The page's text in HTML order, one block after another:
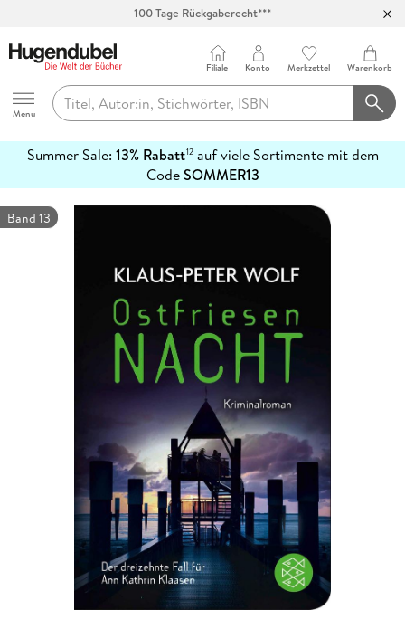
Hugendubel
Menu
Filiale Konto Merkzettel Warenkorb
Summer Sale: 13% Rabatt12auf viele Sortimente mit dem
CodeSOMMER13
erfahren
Band 13